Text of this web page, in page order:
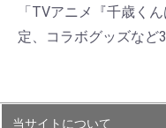
「TVアニメ『千歳く
定、コラボグッズなど
当サイトについて